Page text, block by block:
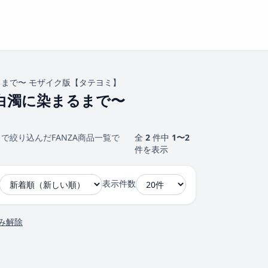
で〜 モザイク版【タテヨミ】
濁に染まるまで〜
絞り込んだFANZA商品一覧で 全 2件中 1〜2
件を表示
表示件数
解除